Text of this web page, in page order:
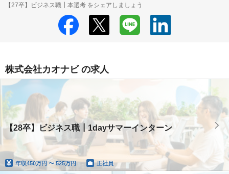
【27卒】ビジネス職┃本選考 をシェアしましょう
株式会社カオナビ の求人
【28卒】ビジネス職┃1dayサマーインターン
年収450万円 〜 525万円 正社員